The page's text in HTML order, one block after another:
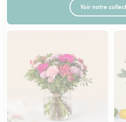
Voir notre